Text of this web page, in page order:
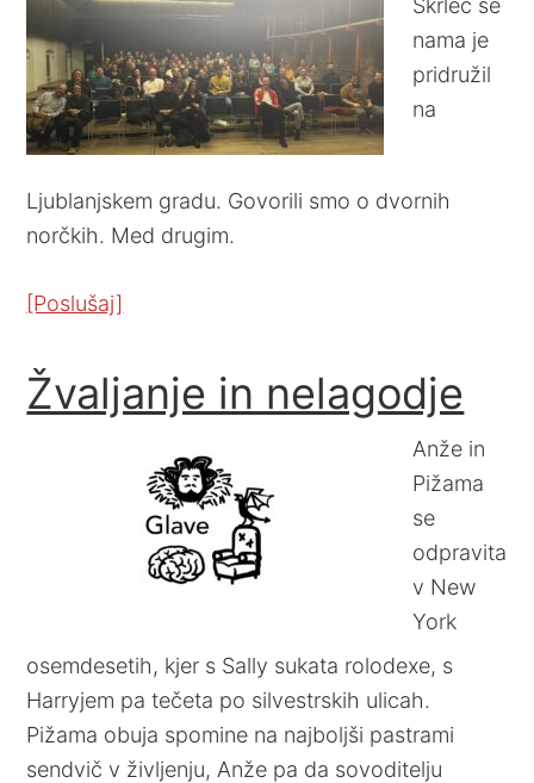
Škrlec se
nama je
pridružil
na
Ljublanjskem gradu. Govorili smo o dvornih
norčkih. Med drugim.
[Poslušaj]
Žvaljanje in nelagodje
Anže in
Pižama
se
odpravita
v New
York
osemdesetih, kjer s Sally sukata rolodexe, s
Harryjem pa tečeta po silvestrskih ulicah.
Pižama obuja spomine na najboljši pastrami
sendvič v življenju, Anže pa da sovoditelju